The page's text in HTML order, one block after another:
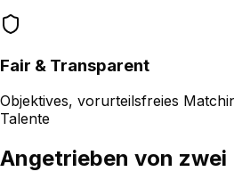
Fair & Transparent
Objektives, vorurteilsfreies
Talente
Angetrieben von zwei